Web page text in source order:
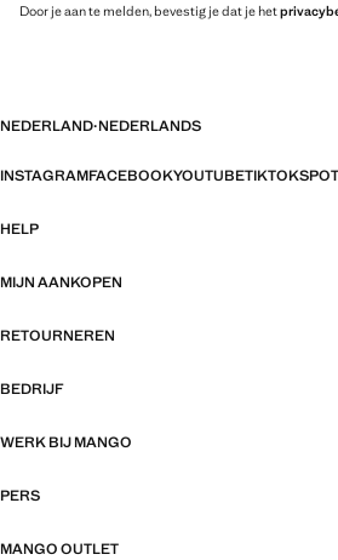
Door je aan te melden, bevestig je dat je het
NEDERLAND·NEDERLANDS
INSTAGRAMFACEBOOKYOUTUBETIKTOK
HELP
MIJN AANKOPEN
RETOURNEREN
BEDRIJF
WERK BIJ MANGO
PERS
MANGO OUTLET